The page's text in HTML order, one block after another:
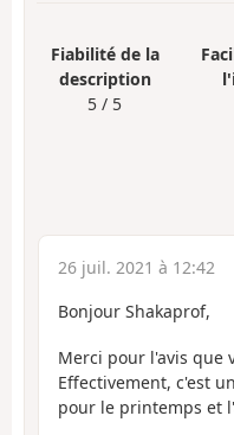
Fiabilité de la
description
5 / 5
26 juil. 2021 à 12:42
Bonjour Shakaprof,
Merci pour l'avis que
Effectivement, c'est
pour le printemps et